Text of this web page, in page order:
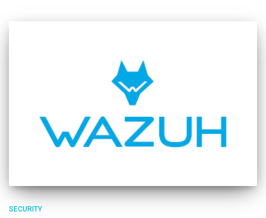
SECURITY